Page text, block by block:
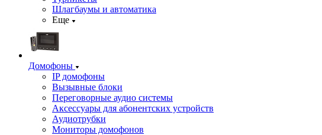
Шлагбаумы и автоматика
Еще
Домофоны
IP домофоны
Вызывные блоки
Переговорные аудио системы
Аксессуары для абонентских устройств
Аудиотрубки
Мониторы домофонов